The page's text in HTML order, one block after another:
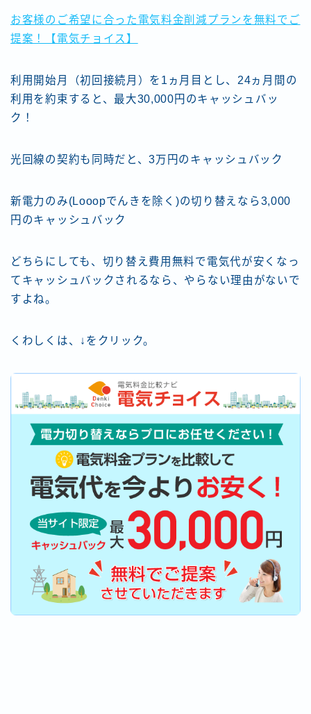
お客様のご希望に合った電気料金削減プランを無料でご
提案！【電気チョイス】
利用開始月（初回接続月）を1ヵ月目とし、24ヵ月間の
利用を約束すると、最大30,000円のキャッシュバッ
ク！
光回線の契約も同時だと、3万円のキャッシュバック
新電力のみ(Looopでんきを除く)の切り替えなら3,000
円のキャッシュバック
どちらにしても、切り替え費用無料で電気代が安くなっ
てキャッシュバックされるなら、やらない理由がないで
すよね。
くわしくは、↓をクリック。